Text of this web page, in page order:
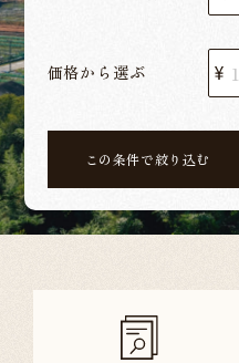
価格から選ぶ
この条件で絞り込む